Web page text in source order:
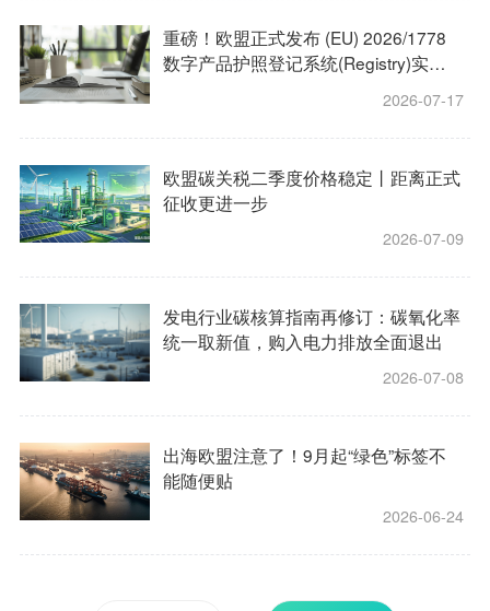
重磅！欧盟正式发布 (EU) 2026/1778
数字产品护照登记系统(Registry)实施
2026-07-17
欧盟碳关税二季度价格稳定丨距离正式
征收更进一步
2026-07-09
发电行业碳核算指南再修订：碳氧化率
统一取新值，购入电力排放全面退出
2026-07-08
出海欧盟注意了！9月起“绿色”标签不
能随便贴
2026-06-24